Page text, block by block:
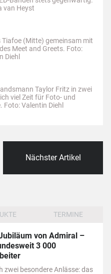
van Heyst
Tiafoe (Mitte) gemeinsam mit
Meet and Greets. Foto:
Diehl
Taylor Fritz in zwei
viel Zeit für Foto- und
Valentin Diehl
Nächster Artikel
TERMINE
von Admiral –
3 000
zwei besondere Anlässe: das